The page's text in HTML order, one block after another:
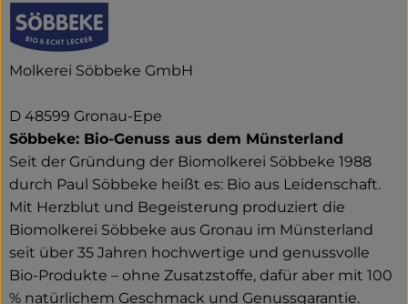
Molkerei Söbbeke GmbH
D 48599 Gronau-Epe
Söbbeke: Bio-Genuss aus dem Münsterland
Seit der Gründung der Biomolkerei Söbbeke 1988
durch Paul Söbbeke heißt es: Bio aus Leidenschaft.
Mit Herzblut und Begeisterung produziert die
Biomolkerei Söbbeke aus Gronau im Münsterland
seit über 35 Jahren hochwertige und genussvolle
Bio-Produkte – ohne Zusatzstoffe, dafür aber mit 100
% natürlichem Geschmack und Genussgarantie.